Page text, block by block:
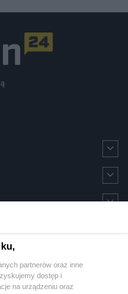
partnerów oraz inne
dostęp i
na urządzeniu oraz